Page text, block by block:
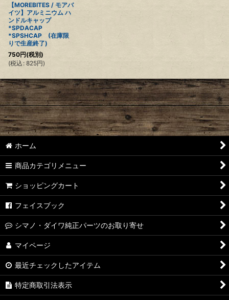
【MOREBITES / モアバ
イツ】アルミニウム ハ
ンドルキャップ
*SPDACAP
*SPSHCAP (在庫限
りで生産終了)
750円(税別)
(税込 : 825円)
ホーム
商品カテゴリメニュー
ショッピングカート
フェイスブック
シマノ・ダイワ純正パーツのお取り寄せ
マイページ
最近チェックしたアイテム
特定商取引法表示